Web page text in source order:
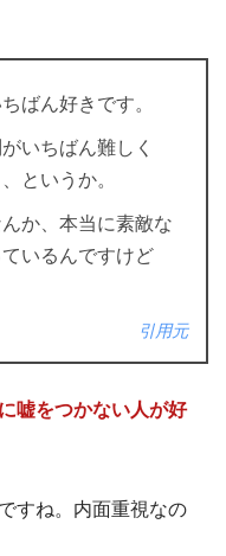
ばん好きです。
いちばん難しく
というか。
か、本当に素敵な
いるんですけど
引用元
嘘をつかない人が好
すね。内面重視なの